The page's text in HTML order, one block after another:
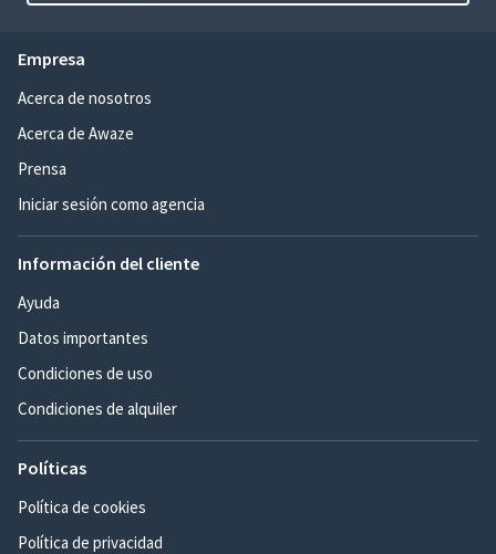
Empresa
Acerca de nosotros
Acerca de Awaze
Prensa
Iniciar sesión como agencia
Información del cliente
Ayuda
Datos importantes
Condiciones de uso
Condiciones de alquiler
Políticas
Política de cookies
Política de privacidad